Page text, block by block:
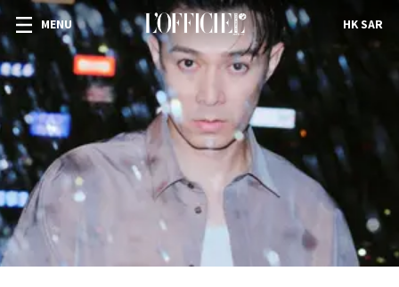
MENU HK SAR